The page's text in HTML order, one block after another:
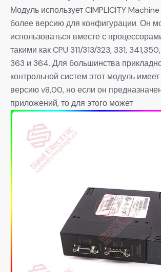
Модуль использует CIMPLICITY
более версию для конфигурации. Он
использоваться вместе с
такими как CPU 311/313/323, 331,
363 и 364. Для большинства
контрольной систем этот модуль
версию v8,00, но если он
приложений, то для этого может